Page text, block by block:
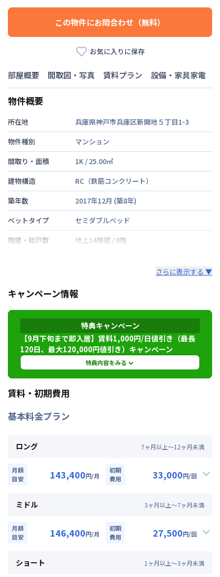
この物件にお問合わせ（無料）
お気に入りに保存
部屋概要 間取図・写真 賃料プラン 設備・家具家電
物件概要
所在地
兵庫県神戸市兵庫区新開地５丁目1-3
物件種別
マンション
間取り・面積
1K / 25.00㎡
建物構造
RC（鉄筋コンクリート）
築年数
2017年12月 (築8年)
ベットタイプ
セミダブルベッド
階建・総戸数
地上14階建 / 8階
禁煙・喫煙
東海道本線神戸駅徒歩7分
神戸高速鉄道東西線新開地駅
神戸市海岸線 ハーバーランド駅 徒歩10
定員
2名
駐車場
あり(空き要確認)
次回更新日
情報更新日
さらに表示する ▼
キャンペーン情報
特典キャンペーン
【9月下旬まで即入居】賃料1,000円/日値引き（最長
120日、最大120,000円値引き）キャンペーン
特典内容をみる
特典内容
きにさせていただきます。 （最長120日、最大
す。※延長・再契約の際は賃料の割引適用はなく
せん。★ご希望の入居日・期間に応じて、他にも
賃料半額・初期費用お値引き可能はお部屋もござ
2026年9月30日までに入居かつ１か月（30日）以
上ご利用のお客様
対象期間
賃料・初期費用
基本料金プラン
ロング 7ヶ月以上～12ヶ月未満
月額
目安
143,400円/月
初期
費用
33,000円/回
月額賃料目安詳細料金（30日利用）
光熱費：
24,000円/月 (800円/日) (税抜)
清掃料：
25,000円/回 (税抜)
管理費：24,000円/月 (800円/日)
ミドル 3ヶ月以上～7ヶ月未満
月額
目安
146,400円/月
初期
費用
27,500円/回
月額賃料目安詳細料金（30日利用）
ショート 1 ヶ月以上～3ヶ月未満